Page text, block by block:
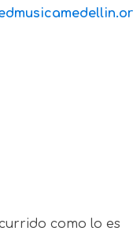
como lo es